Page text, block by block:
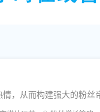
，从而构建强大的粉丝